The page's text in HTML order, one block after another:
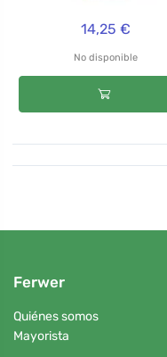
14,25 €
No disponible
Ferwer
Quiénes somos
Mayorista